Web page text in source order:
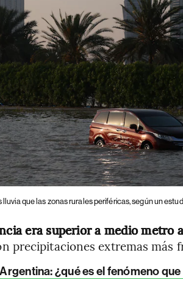
lluvia que las zonas rurales periféricas, según un
era superior a medio metro
precipitaciones extremas más
¿qué es el fenómeno